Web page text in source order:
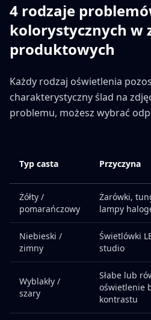
4 rodzaje
kolorystycznych w
produktowych
Każdy rodzaj oświetlenia
charakterystyczny ślad na
problemu, możesz wybrać
Typ casta Przyczyna
Żółty /
pomarańczowy
Żarówki,
lampy
Niebieski /
zimny
Świetlówki
studio
Wyblakły /
szary
Słabe lub
oświetlenie
kontrastu